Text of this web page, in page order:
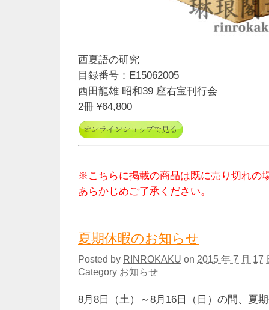
西夏語の研究
目録番号：E15062005
西田龍雄 昭和39 座右宝刊行会
2冊 ¥64,800
※こちらに掲載の商品は既に売り切れの
あらかじめご了承ください。
夏期休暇のお知らせ
Posted by RINROKAKU on 2015 年 7 月 17
Category お知らせ
8月8日（土）～8月16日（日）の間、夏